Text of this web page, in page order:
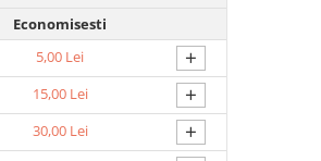
Economisesti
5,00 Lei +
15,00 Lei +
30,00 Lei +